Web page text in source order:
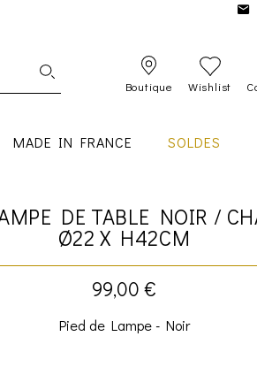
Boutique Wishlist
MADE IN FRANCE SOLDES
DE TABLE NOIR /
Ø22 X H42CM
99,00 €
Pied de Lampe - Noir